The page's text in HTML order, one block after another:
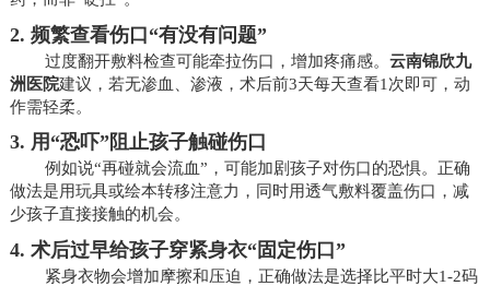
2. 频繁查看伤口“有没有问题”
过度翻开敷料检查可能牵拉伤口，增加疼痛感。 云南锦欣九
洲医院建议，若无渗血、渗液，术后前3天每天查看1次即可，动
作需轻柔。
3. 用“恐吓”阻止孩子触碰伤口
例如说“再碰就会流血”，可能加剧孩子对伤口的恐惧。正确
做法是用玩具或绘本转移注意力，同时用透气敷料覆盖伤口，减
少孩子直接接触的机会。
4. 术后过早给孩子穿紧身衣“固定伤口”
紧身衣物会增加摩擦和压迫，正确做法是选择比平时大1-2码